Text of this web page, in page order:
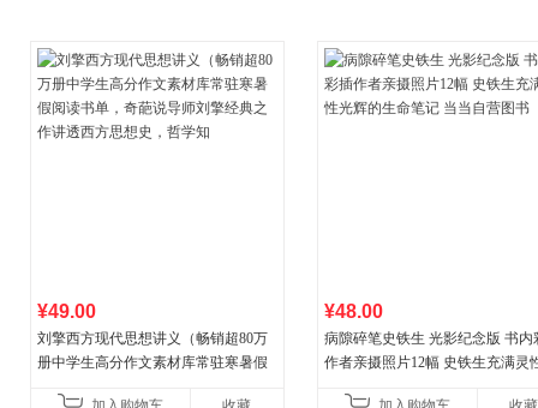
¥49.00
刘擎西方现代思想讲义（畅销超80万
册中学生高分作文素材库常驻寒暑假
¥48.00
病隙碎笔史铁生 光影纪念版 书内
作者亲摄照片12幅 史铁生充满灵